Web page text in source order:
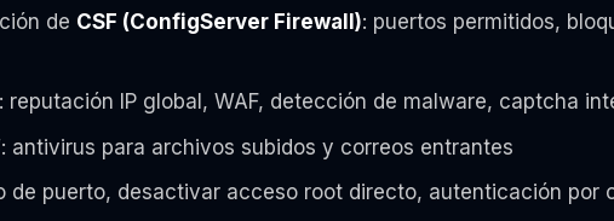
de CSF (ConfigServer Firewall): puertos permitidos,
: reputación IP global, WAF, detección de malware, captcha
: antivirus para archivos subidos y correos entrantes
de puerto, desactivar acceso root directo, autenticación por